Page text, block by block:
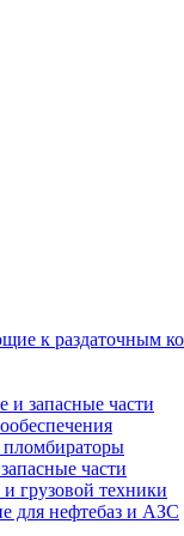
к раздаточным
и запасные части
части
грузовой техники
для нефтебаз и АЗС